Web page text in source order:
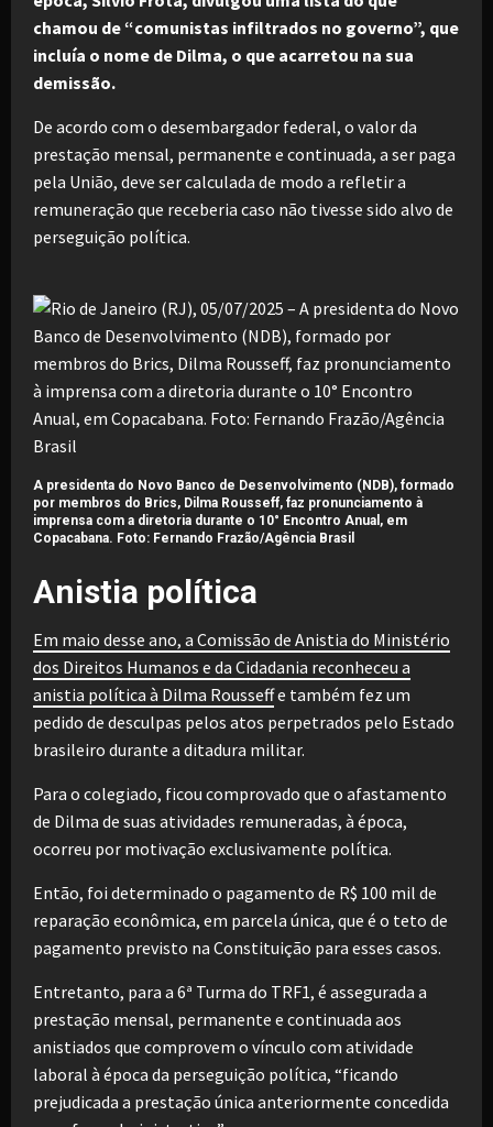
chamou de “comunistas infiltrados no governo”, que
incluía o nome de Dilma, o que acarretou na sua
demissão.
De acordo com o desembargador federal, o valor da
prestação mensal, permanente e continuada, a ser paga
pela União, deve ser calculada de modo a refletir a
remuneração que receberia caso não tivesse sido alvo de
perseguição política.
A presidenta do Novo Banco de Desenvolvimento (NDB), formado
por membros do Brics, Dilma Rousseff, faz pronunciamento à
imprensa com a diretoria durante o 10° Encontro Anual, em
Copacabana. Foto: Fernando Frazão/Agência Brasil
Anistia política
Em maio desse ano, a Comissão de Anistia do Ministério
dos Direitos Humanos e da Cidadania reconheceu a
anistia política à Dilma Rousseffe também fez um
pedido de desculpas pelos atos perpetrados pelo Estado
brasileiro durante a ditadura militar.
Para o colegiado, ficou comprovado que o afastamento
de Dilma de suas atividades remuneradas, à época,
ocorreu por motivação exclusivamente política.
Então, foi determinado o pagamento de R$ 100 mil de
reparação econômica, em parcela única, que é o teto de
pagamento previsto na Constituição para esses casos.
Entretanto, para a 6ª Turma do TRF1, é assegurada a
prestação mensal, permanente e continuada aos
anistiados que comprovem o vínculo com atividade
laboral à época da perseguição política, “ficando
prejudicada a prestação única anteriormente concedida